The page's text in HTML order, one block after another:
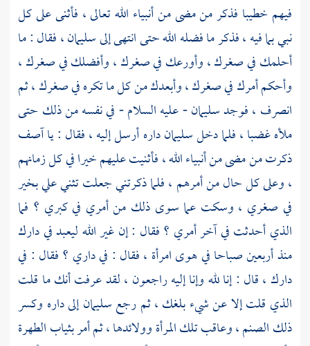
فيهم خطيبا فذكر من مضى من أنبياء الله تعالى ، فأثنى على كل
نبي بما فيه ، فذكر ما فضله الله حتى انتهى إلىسليمان، فقال : ما
أحلمك في صغرك ، وأورعك في صغرك ، وأفضلك في صغرك ،
وأحكم أمرك في صغرك ، وأبعدك من كل ما تكره في صغرك ، ثم
انصرف ، فوجدسليمان- عليه السلام - في نفسه من ذلك حتى
ملأه غضبا ، فلما دخلسليمانداره أرسل إليه ، فقال : ياآصف
ذكرت من مضى من أنبياء الله ، فأثنيت عليهم خيرا في كل زمانهم
، وعلى كل حال من أمرهم ، فلما ذكرتني جعلت تثني علي بخير
في صغري ، وسكت عما سوى ذلك من أمري في كبري ؟ فما
الذي أحدثت في آخر أمري ؟ فقال : إن غير الله ليعبد في دارك
منذ أربعين صباحا في هوى امرأة ، فقال : في داري ؟ فقال : في
دارك ، قال : إنا لله وإنا إليه راجعون ، لقد عرفت أنك ما قلت
الذي قلت إلا عن شيء بلغك ، ثم رجعسليمانإلى داره وكسر
ذلك الصنم ، وعاقب تلك المرأة وولائدها ، ثم أمر بثياب الطهرة